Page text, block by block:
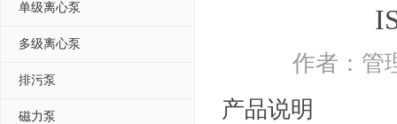
单级离心泵
多级离心泵
排污泵
磁力泵
作者：
产品说明